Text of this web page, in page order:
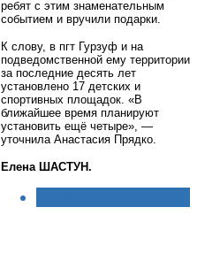
ребят с этим знаменательным
событием и вручили подарки.
К слову, в пгт Гурзуф и на
подведомственной ему территории
за последние десять лет
установлено 17 детских и
спортивных площадок. «В
ближайшее время планируют
установить ещё четыре», —
уточнила Анастасия Прядко.
Елена ШАСТУН.